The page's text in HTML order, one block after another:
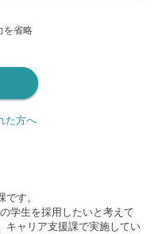
を省略
た方へ
す。
学生を採用したいと考えて
キャリア支援課で実施してい